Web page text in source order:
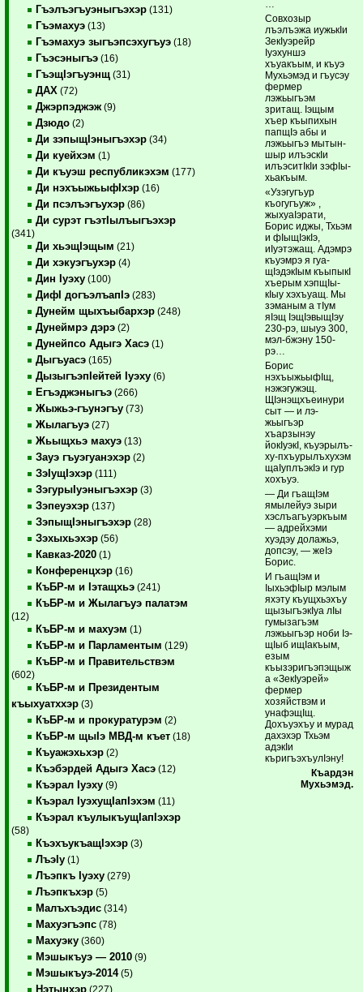
Гъэлъэгъуэныгъэхэр (131)
Гъэмахуэ (13)
Гъэмахуэ зыгъэпсэхугъуэ (18)
Гъэсэныгъэ (16)
ГъэщIэгъуэнщ (31)
ДАХ (72)
Джэрпэджэж (9)
Дзюдо (2)
Ди зэпыщIэныгъэхэр (34)
Ди куейхэм (1)
Ди къуэш республикэхэм (177)
Ди нэхъыжьыфIхэр (16)
Ди псэлъэгъухэр (86)
Ди сурэт гъэтIылъыгъэхэр
(341)
Ди хьэщIэщым (21)
Ди хэкуэгъухэр (4)
Дин Iуэху (100)
ДифI догъэлъапIэ (283)
Дунейм щыхъыбархэр (248)
Дунеймрэ дэрэ (2)
Дунейпсо Адыгэ Хасэ (1)
Дыгъуасэ (165)
ДызыгъэпIейтей Iуэху (6)
Егъэджэныгъэ (266)
Жыжьэ-гъунэгъу (73)
Жылагъуэ (27)
Жьыщхьэ махуэ (13)
Зауэ гъуэгуанэхэр (2)
ЗэIущIэхэр (111)
ЗэгурыIуэныгъэхэр (3)
Зэпеуэхэр (137)
ЗэпыщIэныгъэхэр (28)
Зэхыхьэхэр (56)
Кавказ-2020 (1)
Конференцхэр (16)
КъБР-м и Iэтащхьэ (241)
КъБР-м и Жылагъуэ палатэм
(12)
КъБР-м и махуэм (1)
КъБР-м и Парламентым (129)
КъБР-м и Правительствэм
(602)
КъБР-м и Президентым
къыхуатххэр (3)
КъБР-м и прокуратурэм (2)
КъБР-м щыIэ МВД-м къет (18)
Къуажэхьхэр (2)
Къэбэрдей Адыгэ Хасэ (12)
Къэрал Iуэху (9)
Къэрал IуэхущIапIэхэм (11)
Къэрал къулыкъущIапIэхэр
(58)
КъэхъукъащIэхэр (3)
ЛъэIу (1)
Лъэпкъ Iуэху (279)
Лъэпкъхэр (5)
Малъхъэдис (314)
Махуэгъэпс (78)
Махуэку (360)
Мэшыкъуэ — 2010 (9)
Мэшыкъуэ-2014(5)
Нэтынхэр (227)
Совхозыр
лъэлъэжа иужькIи
Зе­кIуэрейр
Iуэхуншэ
хъуакъым, и къуэ
Мухьэмэд и гъусэу
фермер
лэжьыгъэм
зритащ. Iэщым
хъер къыпихын
папщIэ абы и
лэжьыгъэ мы­тын­
шыр илъэскIи
илъэситIкIи зэ­фIы­
хьакъым.
«Узэгугъур
къогугъуж» ,
жыхуаIэ­ра­ти,
Борис иджы, Тхьэм
и фIы­щIэкIэ,
иIуэтэжащ. Адэмрэ
къуэмрэ я гуа­
щIэдэкIым къыпыкI
хъерым хэп­щIы­
кIыу хэхъуащ. Мы
зэманым а тIум
яIэщ IэщIэвыщIэу
230-рэ, шы­уэ 300,
мэл-бжэну 150-
рэ…
Борис
нэхъыжьыфIщ,
нэжэгужэщ.
ЩIэнэщхъеинури
сыт — и лэ­
жьыгъэр
хъарзынэу
йокIуэкI, къуэ­рылъ­
ху-пхъурылъхухэм
щаIуплъэ­кIэ и гур
хохъуэ.
— Ди гъащIэм
ямылейуэ зыри
хэс­лъагъуэркъым
— адрейхэми
хуэдэу долажьэ,
допсэу, — жеIэ
Борис.
И гъащIэм и
IыхьэфIыр мэлым
яхэту къущхьэхъу
щызыгъэкIуа лIы
гумызагъэм
лэжьыгъэр ноби Iэ­
щIыб ищIакъым,
езым
къызэригъэпэщыж
а «ЗекIуэрей»
фермер
хозяйствэм и
унафэщIщ.
Дохъуэхъу и мурад
дахэхэр Тхьэм
адэкIи
къригъэхъулIэну!
Къардэн
Мухьэмэд.